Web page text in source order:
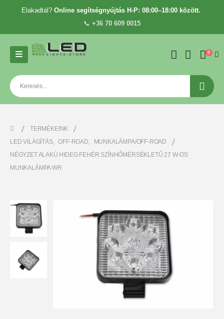
Elakadtál? Online segítségnyújtás H-P: 08:00–18:00 között.
📞 +36 70 609 0015
0
TERMÉKEINK
LED VILÁGÍTÁS, OFF-ROAD,
MUNKALÁMPA/OFF-ROAD
NÉGYZET ALAKÚ HIDEG FEHÉR SZÍNHŐMÉRSÉKLETŰ 27 W-OS
MUNKALÁMPA WR